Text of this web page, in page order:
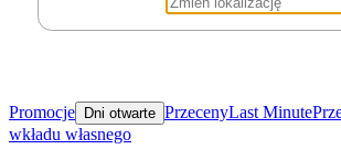
Promocje Dni otwarte PrzecenyLast Minute
wkładu własnego